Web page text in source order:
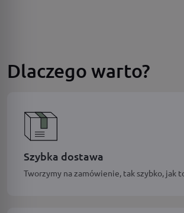
Dlaczego warto?
Szybka dostawa
Tworzymy na zamówienie, tak szybko, jak